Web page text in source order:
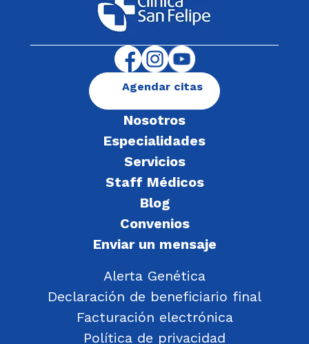
Nosotros
Especialidades
Servicios
Staff Médicos
Blog
Convenios
Enviar un mensaje
Alerta Genética
Declaración de beneficiario final
Facturación electrónica
Política de privacidad
Agendar citas